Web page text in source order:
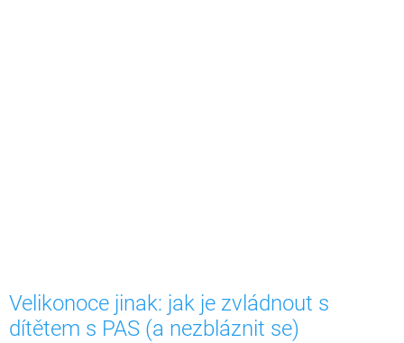
Velikonoce jinak: jak je zvládnout s
dítětem s PAS (a nezbláznit se)